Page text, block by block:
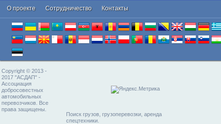
О проекте Cотрудничество Контакты
Copyright © 2013 -
2017 "АСДАП" -
Ассоциация
добросовестных
автомобильных
перевозчиков. Все
права защищены.
Поиск грузов, грузоперевозки, аренда
спецтехники.